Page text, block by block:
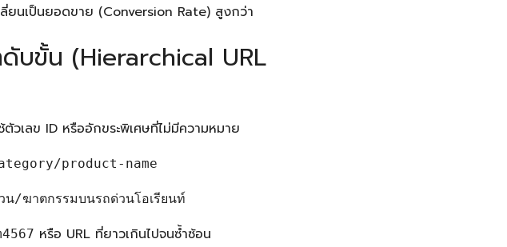
ยนเป็นยอดขาย (Conversion Rate) สูงกว่า
ดับขั้น (Hierarchical URL
วเลข ID หรืออักขระพิเศษที่ไม่มีความหมาย
product-name
/ฆาตกรรมบนรถด่วนโอเรียนท์
หรือ URL ที่ยาวเกินไปจนซ้ำซ้อน